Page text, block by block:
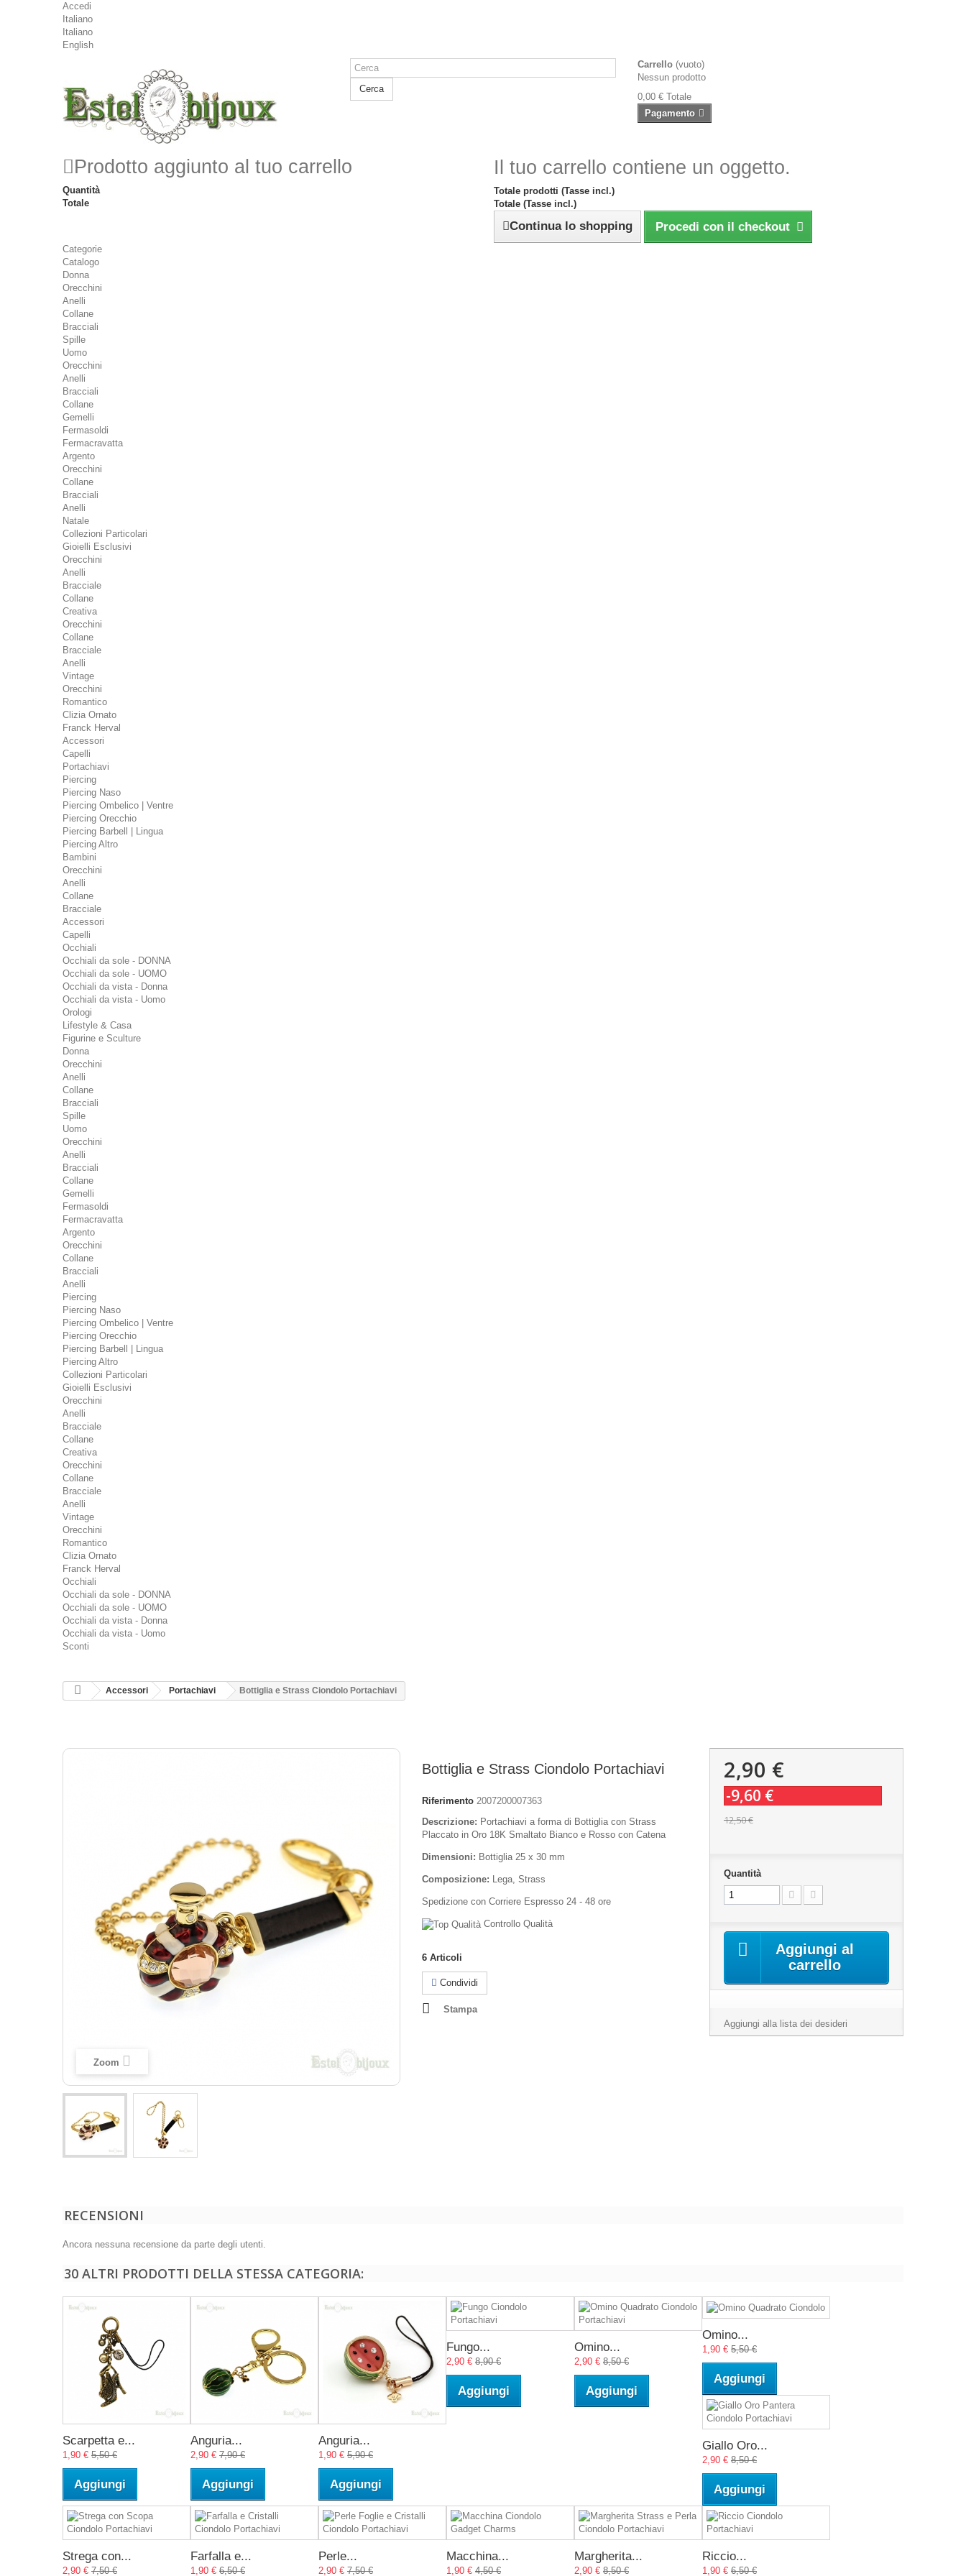
Accedi
Italiano
Italiano
English
Cerca
Carrello (vuoto)
Nessun prodotto
0,00 € Totale
Pagamento
Prodotto aggiunto al tuo carrello
Quantità
Totale
Il tuo carrello contiene un oggetto.
Totale prodotti (Tasse incl.)
Totale (Tasse incl.)
Continua lo shopping Procedi con il checkout
Categorie
Catalogo
Donna
Orecchini
Anelli
Collane
Bracciali
Spille
Uomo
Orecchini
Anelli
Bracciali
Collane
Gemelli
Fermasoldi
Fermacravatta
Argento
Orecchini
Collane
Bracciali
Anelli
Natale
Collezioni Particolari
Gioielli Esclusivi
Orecchini
Anelli
Bracciale
Collane
Creativa
Orecchini
Collane
Bracciale
Anelli
Vintage
Orecchini
Romantico
Clizia Ornato
Franck Herval
Accessori
Capelli
Portachiavi
Piercing
Piercing Naso
Piercing Ombelico | Ventre
Piercing Orecchio
Piercing Barbell | Lingua
Piercing Altro
Bambini
Orecchini
Anelli
Collane
Bracciale
Accessori
Capelli
Occhiali
Occhiali da sole - DONNA
Occhiali da sole - UOMO
Occhiali da vista - Donna
Occhiali da vista - Uomo
Orologi
Lifestyle & Casa
Figurine e Sculture
Donna
Orecchini
Anelli
Collane
Bracciali
Spille
Uomo
Orecchini
Anelli
Bracciali
Collane
Gemelli
Fermasoldi
Fermacravatta
Argento
Orecchini
Collane
Bracciali
Anelli
Piercing
Piercing Naso
Piercing Ombelico | Ventre
Piercing Orecchio
Piercing Barbell | Lingua
Piercing Altro
Collezioni Particolari
Gioielli Esclusivi
Orecchini
Anelli
Bracciale
Collane
Creativa
Orecchini
Collane
Bracciale
Anelli
Vintage
Orecchini
Romantico
Clizia Ornato
Franck Herval
Occhiali
Occhiali da sole - DONNA
Occhiali da sole - UOMO
Occhiali da vista - Donna
Occhiali da vista - Uomo
Sconti
Accessori Portachiavi Bottiglia e Strass Ciondolo Portachiavi
Zoom
Bottiglia e Strass Ciondolo Portachiavi
Riferimento 2007200007363
Descrizione: Portachiavi a forma di Bottiglia con Strass
Placcato in Oro 18K Smaltato Bianco e Rosso con Catena
Dimensioni: Bottiglia 25 x 30 mm
Composizione: Lega, Strass
Spedizione con Corriere Espresso 24 - 48 ore
Controllo Qualità
6 Articoli
Condividi
Stampa
2,90 €
-9,60 €
12,50 €
Quantità
Aggiungi al
carrello
Aggiungi alla lista dei desideri
RECENSIONI
Ancora nessuna recensione da parte degli utenti.
30 ALTRI PRODOTTI DELLA STESSA CATEGORIA:
Scarpetta e...
1,90 € 5,50 €
Aggiungi
Anguria...
2,90 € 7,90 €
Aggiungi
Anguria...
1,90 € 5,90 €
Aggiungi
Fungo...
2,90 € 8,90 €
Aggiungi
Omino...
2,90 € 8,50 €
Aggiungi
Omino...
1,90 € 5,50 €
Aggiungi
Giallo Oro...
2,90 € 8,50 €
Aggiungi
Strega con...
2,90 € 7,50 €
Farfalla e...
1,90 € 6,50 €
Perle...
2,90 € 7,50 €
Macchina...
1,90 € 4,50 €
Margherita...
2,90 € 8,50 €
Riccio...
1,90 € 6,50 €